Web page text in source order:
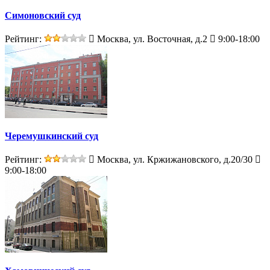
Симоновский суд
Рейтинг: Москва, ул. Восточная, д.2 9:00-18:00
Черемушкинский суд
Рейтинг:
Москва, ул. Кржижановского, д.20/30
9:00-18:00